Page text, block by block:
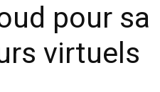
pour sa
virtuels